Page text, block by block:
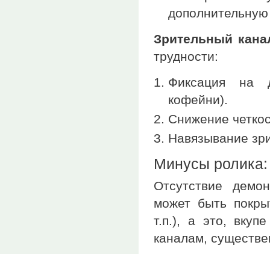
дополнительную
Зрительный
трудности:
Фиксация на
кофейни).
Снижение
Навязывание
Минусы ролика:
Отсутствие
может быть
т.п.), а это,
каналам,